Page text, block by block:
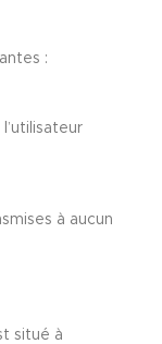
:
à aucun
situé à